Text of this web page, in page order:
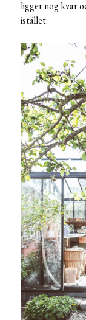
ligger nog kvar
istället.